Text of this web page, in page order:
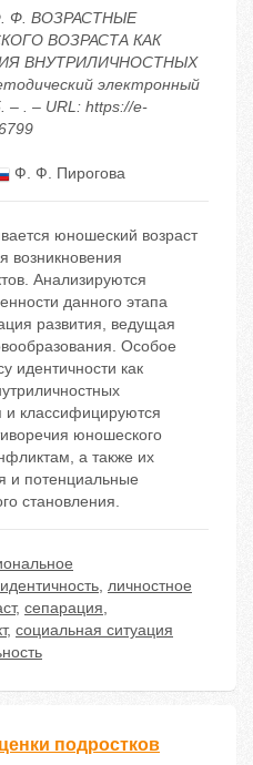
Ф. ВОЗРАСТНЫЕ
ВОЗРАСТА КАК
ВНУТРИЛИЧНОСТНЫХ
электронный
– . – URL: https://e-
Ф. Ф. Пирогова
юношеский возраст
возникновения
Анализируются
данного этапа
развития, ведущая
Особое
идентичности как
и классифицируются
юношеского
а также их
и потенциальные
становления.
идентичность, личностное
, сепарация,
, cоциальная ситуация
подростков